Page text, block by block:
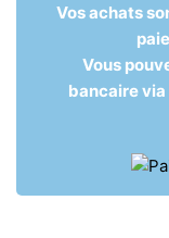
Vos achats
Vous
bancaire